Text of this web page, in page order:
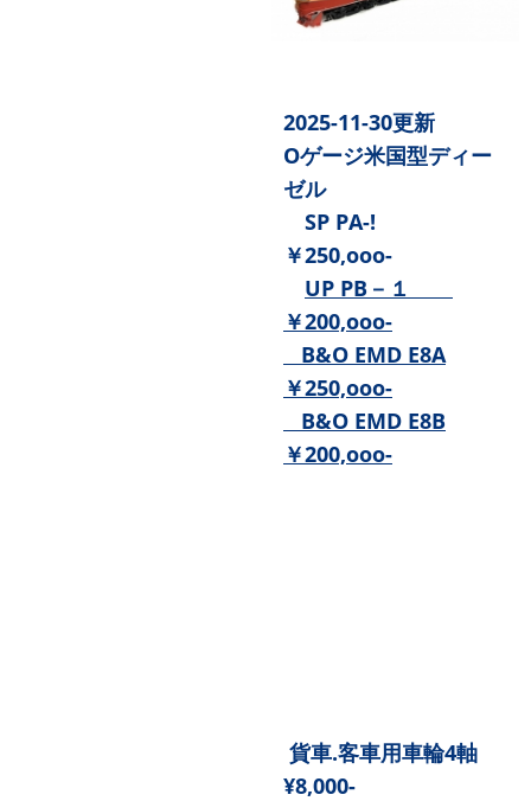
2025-11-30更新
Oゲージ米国型ディー
ゼル
SP PA-!
￥250,ooo-
UP PB－１
￥200,ooo-
B&O EMD E8A
￥250,ooo-
B&O EMD E8B
￥200,ooo-
貨車.客車用車輪4軸
¥8,000-